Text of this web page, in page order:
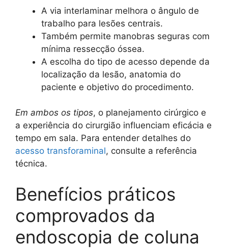
A via interlaminar melhora o ângulo de
trabalho para lesões centrais.
Também permite manobras seguras com
mínima ressecção óssea.
A escolha do tipo de acesso depende da
localização da lesão, anatomia do
paciente e objetivo do procedimento.
Em ambos os tipos, o planejamento cirúrgico e
a experiência do cirurgião influenciam eficácia e
tempo em sala. Para entender detalhes do
acesso transforaminal, consulte a referência
técnica.
Benefícios práticos
comprovados da
endoscopia de coluna